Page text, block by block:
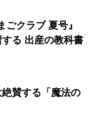
ごクラブ 夏号』
する 出産の教科書
賛する「魔法の